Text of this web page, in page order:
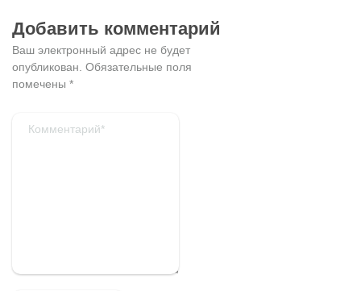
Добавить комментарий
Ваш электронный адрес не будет
опубликован. Обязательные поля
помечены *